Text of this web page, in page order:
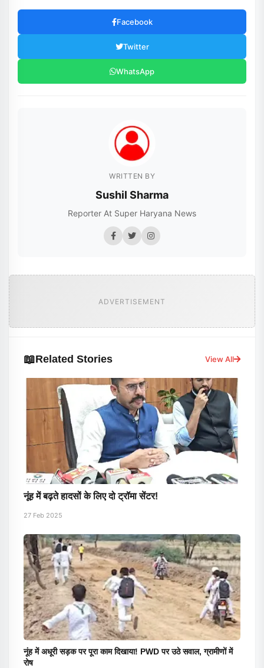
Facebook
Twitter
WhatsApp
WRITTEN BY
Sushil Sharma
Reporter At Super Haryana News
ADVERTISEMENT
📖Related Stories View All
नूंह में बढ़ते हादसों के लिए दो ट्रॉमा सेंटर!
27 Feb 2025
नूंह में अधूरी सड़क पर पूरा काम दिखाया! PWD पर उठे सवाल, ग्रामीणों में
रोष